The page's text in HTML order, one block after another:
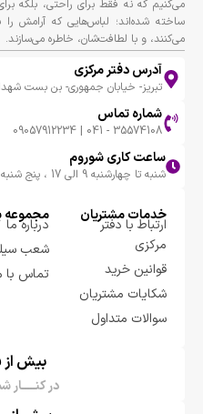
می‌کنیم که نه فقط برای راحتی، بلکه
ساخته شده‌اند؛ لباس‌هایی که آرامش را
می‌کنند، و با لطافت‌شان، خاطره می‌سازند.
آدرس دفتر مرکزی
تبریز- خیابان جمهوری- بن بست شهدا
شماره تماس
35574108 - 041 | 09057912234
ساعت کاری شوروم
شنبه تا چهارشنبه 9 الی 17 ، پنج شنبه 9 الی 14
خدمات مشتریان
ارتباط با دفتر
مرکزی
قوانین خرید
شکایات مشتریان
سوالات متداول
مجموعه
درباره ما
شعب
تماس با
بیش از 35 سال
در